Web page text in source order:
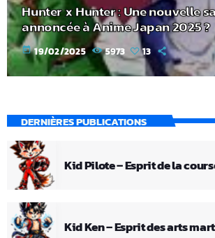
Hunter x Hunter : Une nouvelle
annoncée à Anime Japan 2025 ?
today 19/02/2025 5973 13
DERNIÈRES PUBLICATIONS
Kid Pilote – Esprit de la
Kid Ken – Esprit des arts